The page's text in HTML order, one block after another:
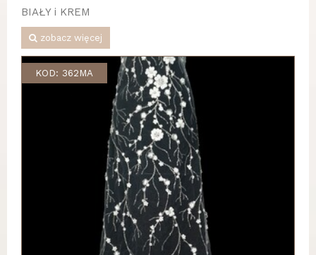
BIAŁY i KREM
zobacz więcej
KOD: 362MA